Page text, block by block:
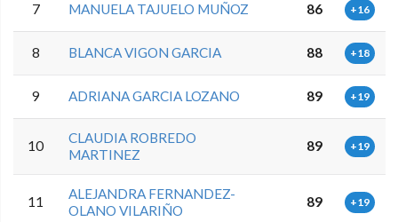
7 MANUELA TAJUELO MUÑOZ 86 +16
8 BLANCA VIGON GARCIA 88 +18
9 ADRIANA GARCIA LOZANO 89 +19
10
CLAUDIA ROBREDO
MARTINEZ
89 +19
11
ALEJANDRA FERNANDEZ-
OLANO VILARIÑO
89 +19